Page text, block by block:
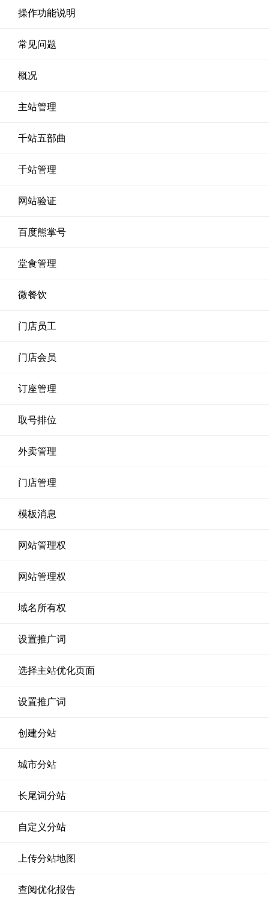
操作功能说明
常见问题
概况
主站管理
千站五部曲
千站管理
网站验证
百度熊掌号
堂食管理
微餐饮
门店员工
门店会员
订座管理
取号排位
外卖管理
门店管理
模板消息
网站管理权
网站管理权
域名所有权
设置推广词
选择主站优化页面
设置推广词
创建分站
城市分站
长尾词分站
自定义分站
上传分站地图
查阅优化报告